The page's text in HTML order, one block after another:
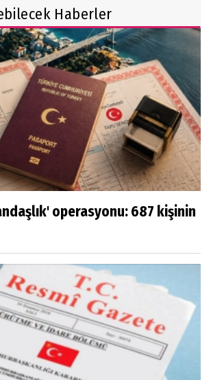
Haberler
operasyonu: 687 kişinin